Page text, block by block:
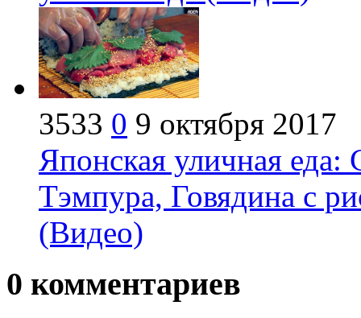
3533 0 9 октября 2017
Японская уличная
Тэмпура, Говядина с
(Видео)
0 комментариев